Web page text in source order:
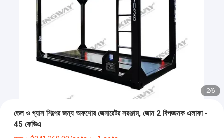
2/6
তেল ও গ্যাস শিল্পের জন্য অফশোর জেনারেটর সরঞ্জাম, জোন 2 বিপজ্জনক এলাকা -
45 কেভিএ